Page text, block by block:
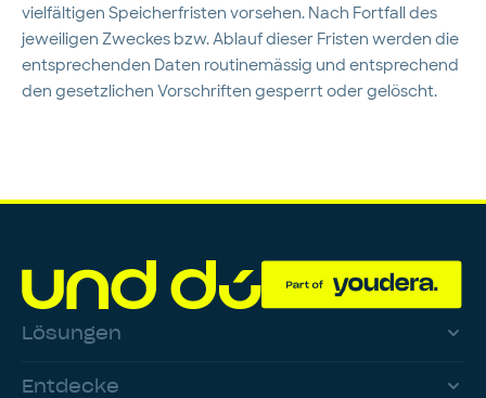
vielfältigen Speicherfristen vorsehen. Nach Fortfall des
jeweiligen Zweckes bzw. Ablauf dieser Fristen werden die
entsprechenden Daten routinemässig und entsprechend
den gesetzlichen Vorschriften gesperrt oder gelöscht.
Lösungen
Entdecke